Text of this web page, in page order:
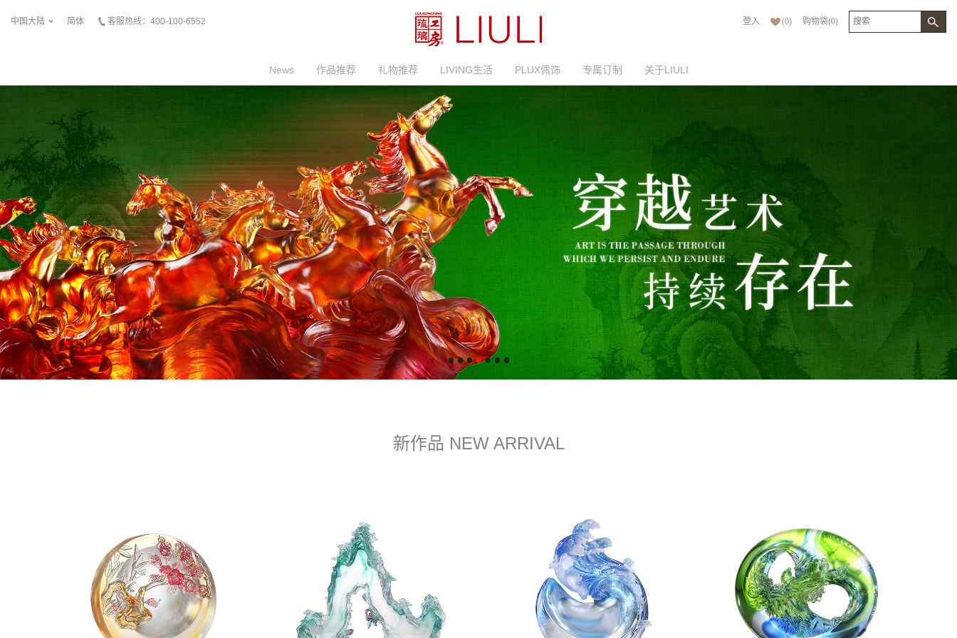
中国大陆 简体 客服热线：400-100-6552 登入 (0) 购物袋(0)
News 作品推荐 礼物推荐 LIVING生活 PLUX佩饰 专属订制 关于LIULI
新作品 NEW ARRIVAL